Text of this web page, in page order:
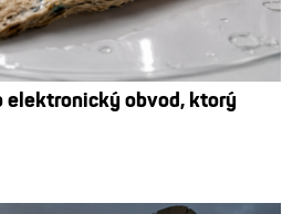
elektronický obvod, ktorý